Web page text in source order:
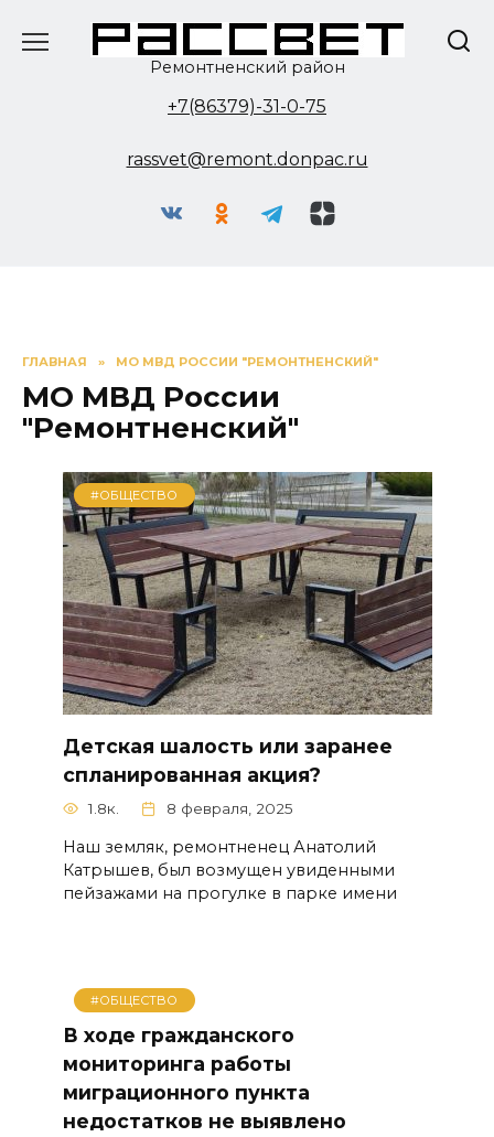
Ремонтненский район
+7(86379)-31-0-75
rassvet@remont.donpac.ru
ГЛАВНАЯ » МО МВД РОССИИ "РЕМОНТНЕНСКИЙ"
МО МВД России
"Ремонтненский"
#ОБЩЕСТВО
Детская шалость или заранее
спланированная акция?
1.8к. 8 февраля, 2025
Наш земляк, ремонтненец Анатолий
Катрышев, был возмущен увиденными
пейзажами на прогулке в парке имени
#ОБЩЕСТВО
В ходе гражданского
мониторинга работы
миграционного пункта
недостатков не выявлено